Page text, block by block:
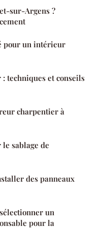
sur-Argens ?
pour un intérieur
techniques et conseils
charpentier à
sablage de
des panneaux
un
pour la